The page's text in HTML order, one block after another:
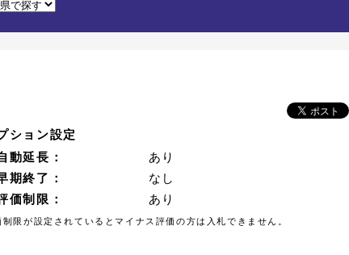
ション設定
動延長：
あり
期終了：
なし
価制限：
あり
制限が設定されているとマイナス評価の方は入札できません。